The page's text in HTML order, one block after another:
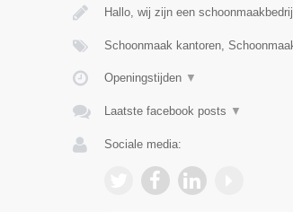
Hallo, wij zijn een
Schoonmaak kantoren,
Openingstijden ▼
Laatste facebook posts ▼
Sociale media: